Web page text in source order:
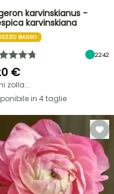
karvinskianus -
karvinskiana
BASSO
2242
€
zolla...
in 4 taglie